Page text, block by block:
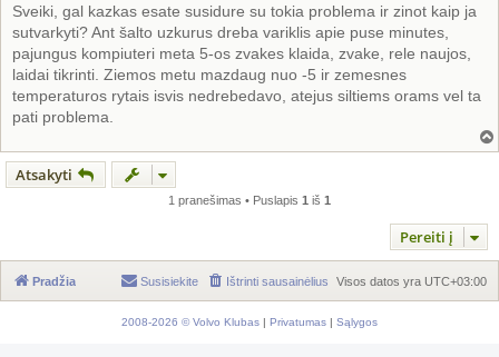
a
n
d
a
r
t
n
ė
Sveiki, gal kazkas esate susidure su tokia problema ir zinot kaip ja
sutvarkyti? Ant šalto uzkurus dreba variklis apie puse minutes,
pajungus kompiuteri meta 5-os zvakes klaida, zvake, rele naujos,
laidai tikrinti. Ziemos metu mazdaug nuo -5 ir zemesnes
temperaturos rytais isvis nedrebedavo, atejus siltiems orams vel ta
pati problema.
Atsakyti
1 pranešimas • Puslapis 1 iš 1
Pereiti į
Pradžia Visos datos yra UTC+03:00
Ištrinti sausainėlius
Susisiekite
2008-2026 © Volvo Klubas | Privatumas | Sąlygos